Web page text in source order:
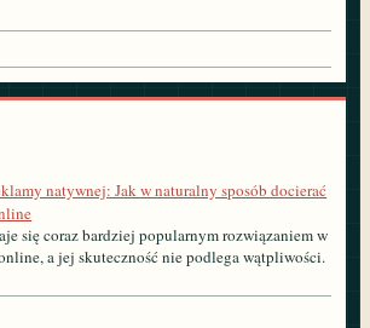
natywnej: Jak w naturalny sposób docierać
się coraz bardziej popularnym rozwiązaniem w
a jej skuteczność nie podlega wątpliwości.